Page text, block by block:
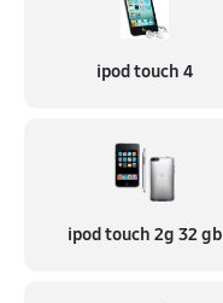
ipod touch 4
ipod touch 2g 32 gb